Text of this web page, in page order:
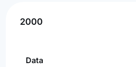
2000
Data